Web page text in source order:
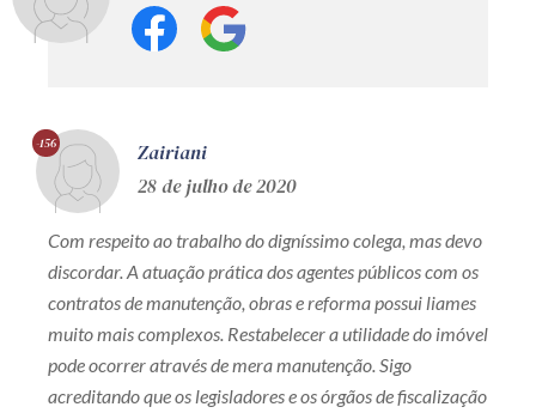
-156
Zairiani
28 de julho de 2020
Com respeito ao trabalho do digníssimo colega, mas devo
discordar. A atuação prática dos agentes públicos com os
contratos de manutenção, obras e reforma possui liames
muito mais complexos. Restabelecer a utilidade do imóvel
pode ocorrer através de mera manutenção. Sigo
acreditando que os legisladores e os órgãos de fiscalização